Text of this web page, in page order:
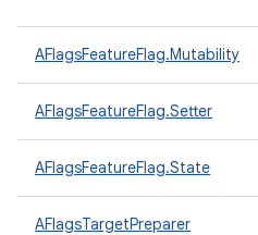
AFlagsFeatureFlag.Mutability
AFlagsFeatureFlag.Setter
AFlagsFeatureFlag.State
AFlagsTargetPreparer